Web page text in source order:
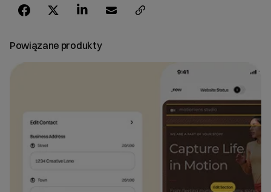
Powiązane produkty